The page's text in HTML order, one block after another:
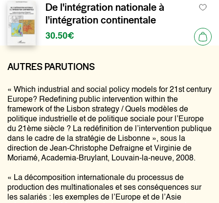
De l'intégration nationale à
l'intégration continentale
30.50€
AUTRES PARUTIONS
« Which industrial and social policy models for 21st century
Europe? Redefining public intervention within the
framework of the Lisbon strategy / Quels modèles de
politique industrielle et de politique sociale pour l’Europe
du 21ème siècle ? La redéfinition de l’intervention publique
dans le cadre de la stratégie de Lisbonne », sous la
direction de Jean-Christophe Defraigne et Virginie de
Moriamé, Academia-Bruylant, Louvain-la-neuve, 2008.
« La décomposition internationale du processus de
production des multinationales et ses conséquences sur
les salariés : les exemples de l’Europe et de l’Asie